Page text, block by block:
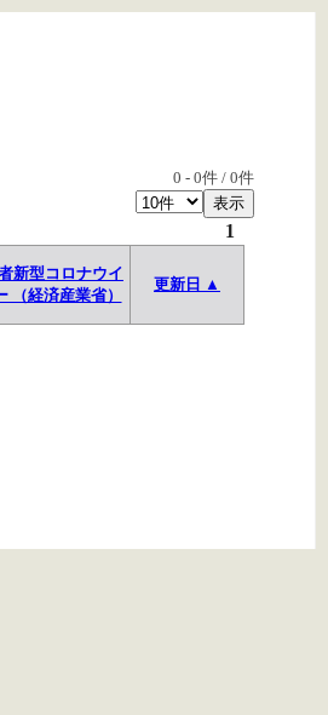
0 - 0件 / 0件
1
新型コロナウイ
（経済産業省）
更新日 ▲